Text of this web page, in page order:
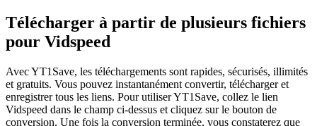
Télécharger à partir de plusieurs fichiers
pour Vidspeed
Avec YT1Save, les téléchargements sont rapides, sécurisés, illimités
et gratuits. Vous pouvez instantanément convertir, télécharger et
enregistrer tous les liens. Pour utiliser YT1Save, collez le lien
Vidspeed dans le champ ci-dessus et cliquez sur le bouton de
conversion. Une fois la conversion terminée, vous constaterez que